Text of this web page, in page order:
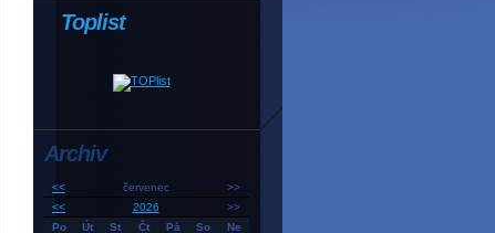
Toplist
Archiv
<< červenec
>>
<<
2026
>>
Po
Út St Čt Pá So Ne